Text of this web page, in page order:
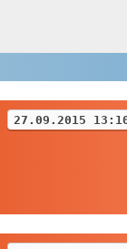
27.09.2015